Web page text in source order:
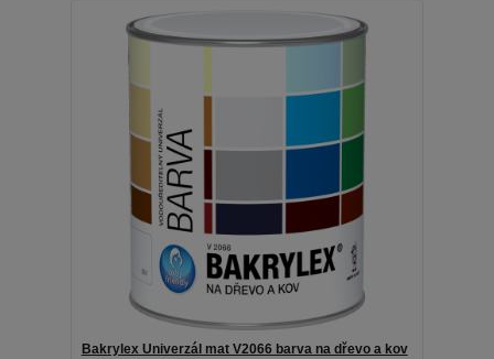
Bakrylex Univerzál mat V2066 barva na dřevo a kov